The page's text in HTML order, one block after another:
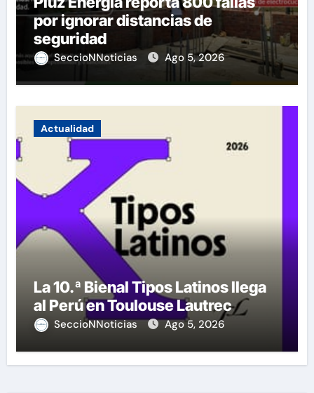
por ignorar distancias de
seguridad
SeccioNNoticias Ago 5, 2026
Actualidad
La 10.ª Bienal Tipos Latinos llega
al Perú en Toulouse Lautrec
SeccioNNoticias Ago 5, 2026